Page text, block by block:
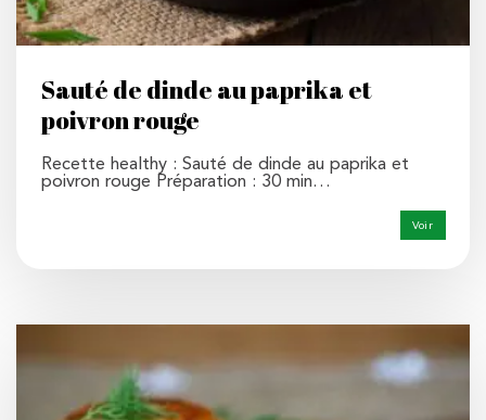
Sauté de dinde au paprika et
poivron rouge
Recette healthy : Sauté de dinde au paprika et
poivron rouge Préparation : 30 min…
Voir